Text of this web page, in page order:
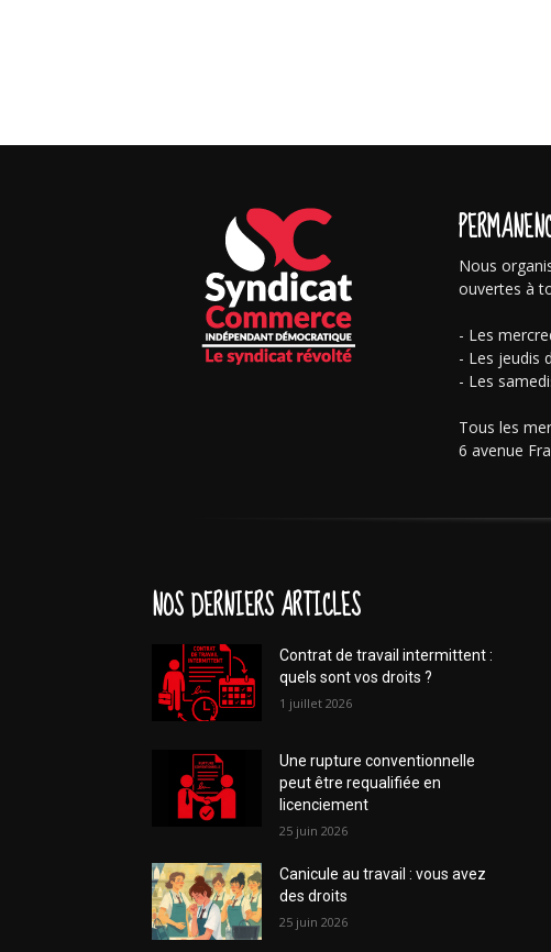
Nous
ouvertes à
- Les
- Les jeudis
- Les
Tous les
6 avenue
NOS DERNIERS ARTICLES
Contrat de travail intermittent :
quels sont vos droits ?
1 juillet 2026
Une rupture conventionnelle
peut être requalifiée en
licenciement
25 juin 2026
Canicule au travail : vous avez
des droits
25 juin 2026